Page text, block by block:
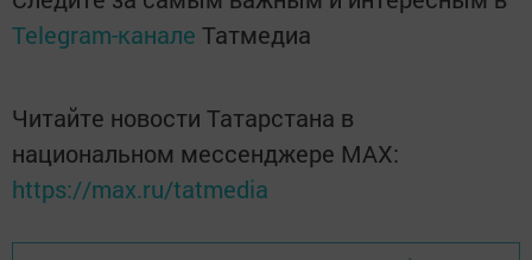
Telegram-канале Татмедиа
Читайте новости Татарстана в
национальном мессенджере MАХ:
https://max.ru/tatmedia